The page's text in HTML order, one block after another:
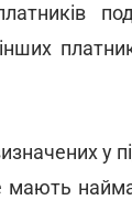
у
мають